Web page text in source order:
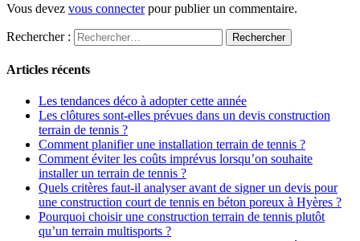
Vous devez vous connecterpour publier un commentaire.
Rechercher :
Articles récents
Les tendances déco à adopter cette année
Les clôtures sont-elles prévues dans un devis construction
terrain de tennis ?
Comment planifier une installation terrain de tennis ?
Comment éviter les coûts imprévus lorsqu’on souhaite
installer un terrain de tennis ?
Quels critères faut-il analyser avant de signer un devis pour
une construction court de tennis en béton poreux à Hyères ?
Pourquoi choisir une construction terrain de tennis plutôt
qu’un terrain multisports ?